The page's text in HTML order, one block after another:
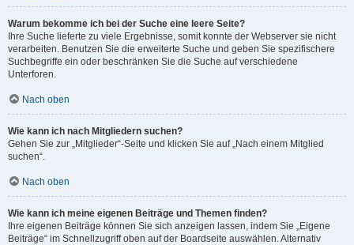
Warum bekomme ich bei der Suche eine leere Seite?
Ihre Suche lieferte zu viele Ergebnisse, somit konnte der Webserver sie nicht
verarbeiten. Benutzen Sie die erweiterte Suche und geben Sie spezifischere
Suchbegriffe ein oder beschränken Sie die Suche auf verschiedene
Unterforen.
Nach oben
Wie kann ich nach Mitgliedern suchen?
Gehen Sie zur „Mitglieder“-Seite und klicken Sie auf „Nach einem Mitglied
suchen“.
Nach oben
Wie kann ich meine eigenen Beiträge und Themen finden?
Ihre eigenen Beiträge können Sie sich anzeigen lassen, indem Sie „Eigene
Beiträge“ im Schnellzugriff oben auf der Boardseite auswählen. Alternativ